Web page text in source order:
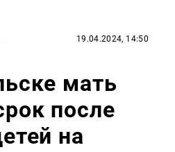
19.04.2024, 14:50
мать
после
на